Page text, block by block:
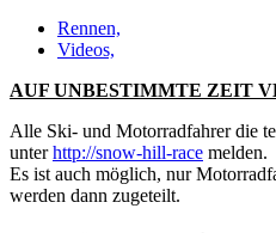
Rennen,
Videos,
AUF UNBESTIMMTE ZEIT
Alle Ski- und Motorradfahrer die
unterhttp://snow-hill-race melden.
Es ist auch möglich, nur
werden dann zugeteilt.